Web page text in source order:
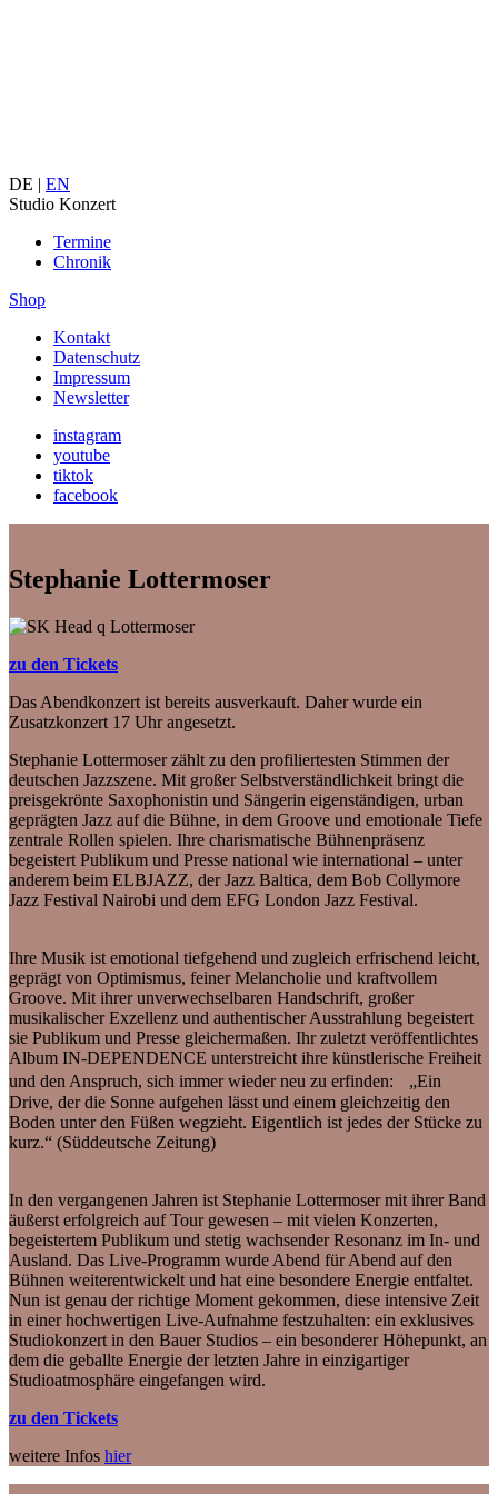
DE | EN
Studio Konzert
Termine
Chronik
Shop
Kontakt
Datenschutz
Impressum
Newsletter
instagram
youtube
tiktok
facebook
Stephanie Lottermoser
zu den Tickets
Das Abendkonzert ist bereits ausverkauft. Daher wurde ein
Zusatzkonzert 17 Uhr angesetzt.
Stephanie Lottermoser zählt zu den profiliertesten Stimmen der
deutschen Jazzszene. Mit großer Selbstverständlichkeit bringt die
preisgekrönte Saxophonistin und Sängerin eigenständigen, urban
geprägten Jazz auf die Bühne, in dem Groove und emotionale Tiefe
zentrale Rollen spielen. Ihre charismatische Bühnenpräsenz
begeistert Publikum und Presse national wie international – unter
anderem beim ELBJAZZ, der Jazz Baltica, dem Bob Collymore
Jazz Festival Nairobi und dem EFG London Jazz Festival.
Ihre Musik ist emotional tiefgehend und zugleich erfrischend leicht,
geprägt von Optimismus, feiner Melancholie und kraftvollem
Groove. Mit ihrer unverwechselbaren Handschrift, großer
musikalischer Exzellenz und authentischer Ausstrahlung begeistert
sie Publikum und Presse gleichermaßen. Ihr zuletzt veröffentlichtes
Album IN-DEPENDENCE unterstreicht ihre künstlerische Freiheit
und den Anspruch, sich immer wieder neu zu erfinden: „Ein
Drive, der die Sonne aufgehen lässt und einem gleichzeitig den
Boden unter den Füßen wegzieht. Eigentlich ist jedes der Stücke zu
kurz.“ (Süddeutsche Zeitung)
In den vergangenen Jahren ist Stephanie Lottermoser mit ihrer Band
äußerst erfolgreich auf Tour gewesen – mit vielen Konzerten,
begeistertem Publikum und stetig wachsender Resonanz im In- und
Ausland. Das Live-Programm wurde Abend für Abend auf den
Bühnen weiterentwickelt und hat eine besondere Energie entfaltet.
Nun ist genau der richtige Moment gekommen, diese intensive Zeit
in einer hochwertigen Live-Aufnahme festzuhalten: ein exklusives
Studiokonzert in den Bauer Studios – ein besonderer Höhepunkt, an
dem die geballte Energie der letzten Jahre in einzigartiger
Studioatmosphäre eingefangen wird.
zu den Tickets
weitere Infos hier